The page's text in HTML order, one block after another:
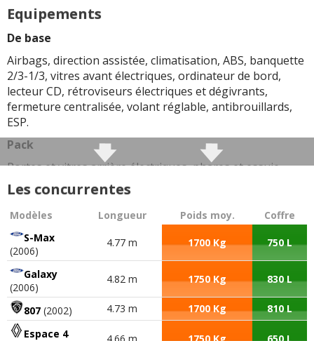
Equipements
De base
Airbags, direction assistée, climatisation, ABS, banquette
2/3-1/3, vitres avant électriques, ordinateur de bord,
lecteur CD, rétroviseurs électriques et dégivrants,
fermeture centralisée, volant réglable, antibrouillards,
ESP.
Pack
Portes et vitres arrière électriques, phares et essuie-
glace automatiques.
Régulateur de vitesse, sièges avant électriques et
chauffants, plastiques extérieurs peints, radar de recul,
sièges cuir, jantes alu, phares xénon.
Les concurrentes
Modèles Longueur Poids moy.
Coffre
S-Max
(2006)
4.77 m 1700 Kg 750 L
Galaxy
(2006)
4.82 m 1750 Kg 830 L
807 (2002) 4.73 m 1700 Kg
810 L
Espace 4